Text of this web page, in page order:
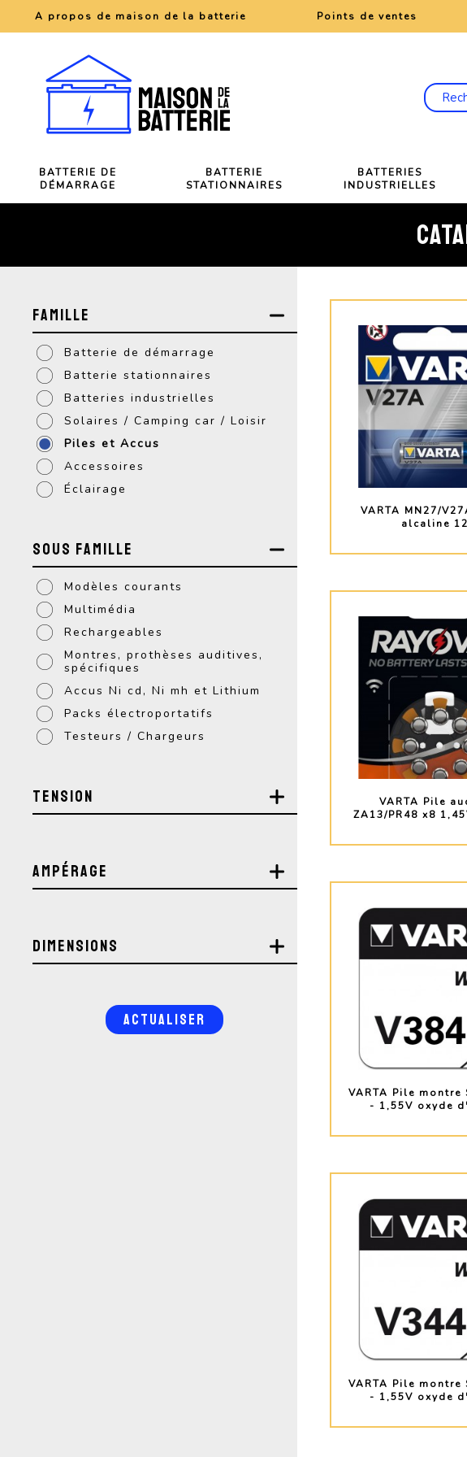
A propos de maison de la batterie Points de ventes
BATTERIE DE
DÉMARRAGE
BATTERIE
STATIONNAIRES
BATTERIES
INDUSTRIELLES
Famille
Batterie de démarrage
Batterie stationnaires
Batteries industrielles
Solaires / Camping car / Loisir
Piles et Accus
Accessoires
Éclairage
Sous Famille
Modèles courants
Multimédia
Rechargeables
Montres, prothèses auditives,
spécifiques
Accus Ni cd, Ni mh et Lithium
Packs électroportatifs
Testeurs / Chargeurs
Tension
Ampérage
Dimensions
ACTUALISER
VARTA MN27/
alcaline
VARTA Pile
ZA13/PR48 x8
VARTA Pile montre
- 1,55V oxyde
VARTA Pile montre
- 1,55V oxyde